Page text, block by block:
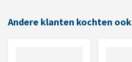
Andere klanten kochten ook